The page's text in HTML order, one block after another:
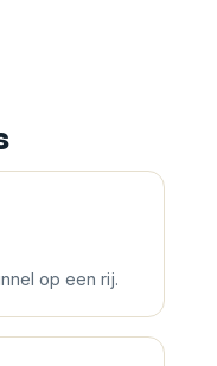
op een rij.